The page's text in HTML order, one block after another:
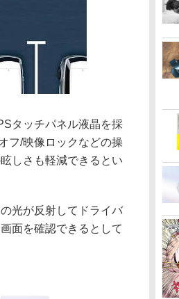
タッチパネル液晶を採
フ/映像ロックなどの操
しさも軽減できるとい
光が反射してドライバ
面を確認できるとして